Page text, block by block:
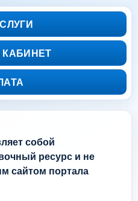
собой
ресурс и не
сайтом портала